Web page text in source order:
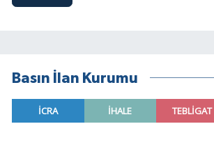
Basın İlan Kurumu